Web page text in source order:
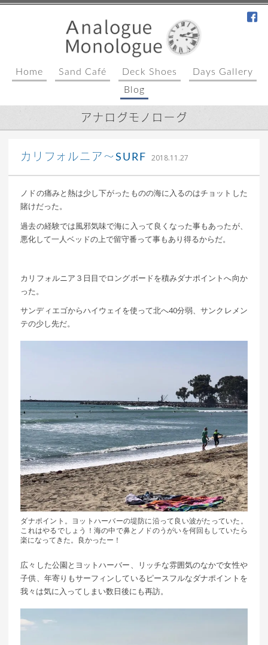
Home Sand Café Deck Shoes
Days Gallery
Blog
アナログモノローグ
カリフォルニア〜SURF 2018.11.27
ノドの痛みと熱は少し下がったものの海に入るのはチョットした
賭けだった。
過去の経験では風邪気味で海に入って良くなった事もあったが、
悪化して一人ベッドの上で留守番って事もあり得るからだ。
カリフォルニア３日目でロングボードを積みダナポイントへ向か
った。
サンディエゴからハイウェイを使って北へ40分弱、サンクレメン
テの少し先だ。
ダナポイント。ヨットハーバーの堤防に沿って良い波がたっていた。
これはやるでしょう！海の中で鼻とノドのうがいを何回もしていたら
楽になってきた。良かったー！
広々した公園とヨットハーバー、リッチな雰囲気のなかで女性や
子供、年寄りもサーフィンしているピースフルなダナポイントを
我々は気に入ってしまい数日後にも再訪。